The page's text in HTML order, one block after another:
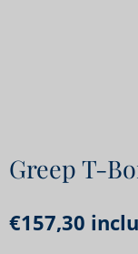
Greep T-
€157,30